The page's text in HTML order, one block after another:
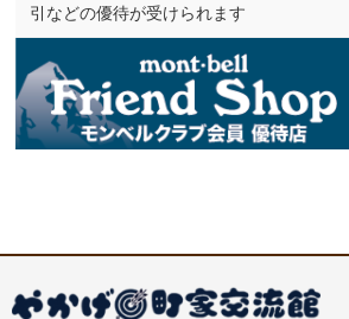
引などの優待が受けられます